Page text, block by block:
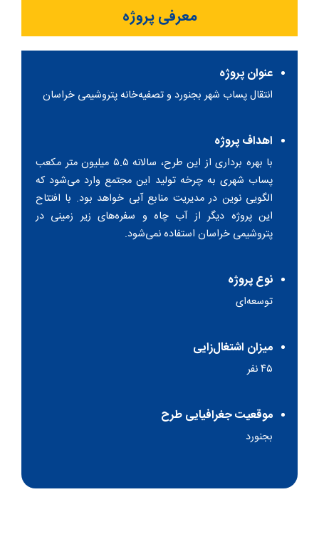
معرفی پروژه
عنوان پروژه
انتقال پساب شهر بجنورد و تصفیه‌خانه پتروشیمی خراسان
اهداف پروژه
با بهره برداری از این طرح، سالانه ۵.۵ میلیون متر مکعب
پساب شهری به چرخه تولید این مجتمع وارد می‌شود که
الگویی نوین در مدیریت منابع آبی خواهد بود. با افتتاح
این پروژه دیگر از آب چاه و سفره‌های زیر زمینی در
پتروشیمی خراسان استفاده نمی‌شود.
نوع پروژه
توسعه‌ای
میزان اشتغال‌زایی
۴۵ نفر
موقعيت جغرافيايی طرح
بجنورد